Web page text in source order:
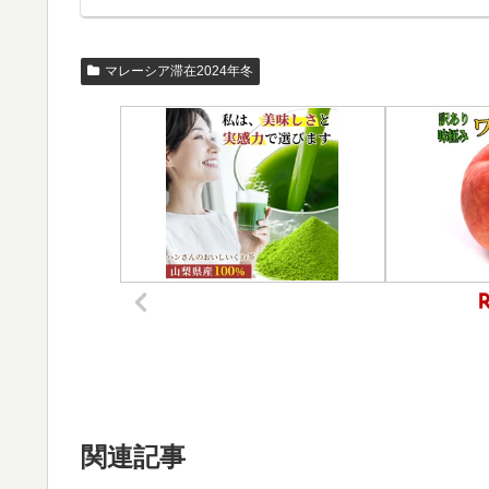
マレーシア滞在2024年冬
関連記事